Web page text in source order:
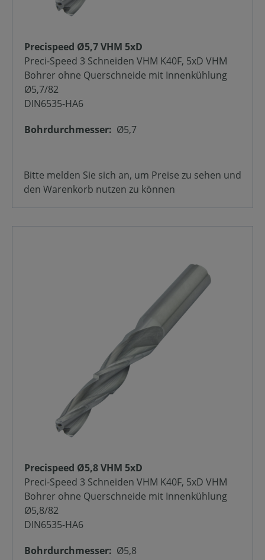
Precispeed Ø5,7 VHM 5xD
Preci-Speed 3 Schneiden VHM K40F, 5xD VHM
Bohrer ohne Querschneide mit Innenkühlung
Ø5,7/82
DIN6535-HA6
Bohrdurchmesser: Ø5,7
Bitte melden Sie sich an, um Preise zu sehen und
den Warenkorb nutzen zu können
Precispeed Ø5,8 VHM 5xD
Preci-Speed 3 Schneiden VHM K40F, 5xD VHM
Bohrer ohne Querschneide mit Innenkühlung
Ø5,8/82
DIN6535-HA6
Bohrdurchmesser: Ø5,8